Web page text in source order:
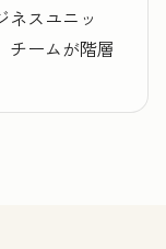
ネスユニッ
チームが階層